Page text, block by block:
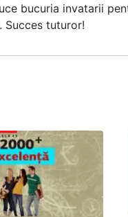
bucuria invatarii
Succes tuturor!